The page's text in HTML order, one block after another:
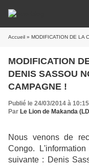
Accueil » MODIFICATION DE LA
MODIFICATION
DENIS SASSOU
CAMPAGNE !
Publié le 24/03/2014 à 10:15
Par Le Lion de Makanda
Nous venons de
Congo.
suivante : Denis